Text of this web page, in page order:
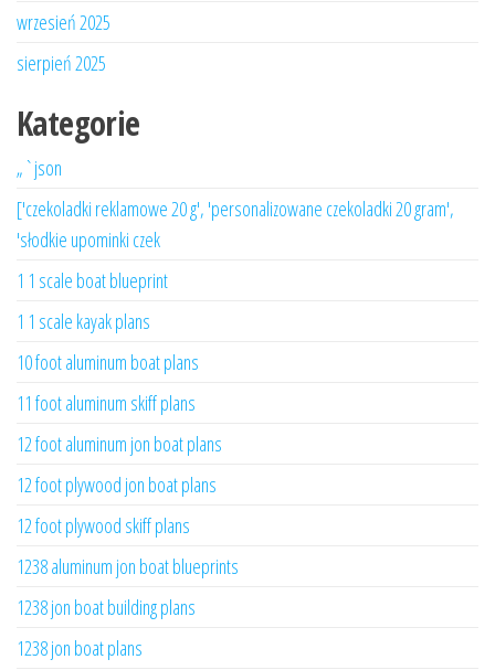
wrzesień 2025
sierpień 2025
Kategorie
„`json
['czekoladki reklamowe 20 g', 'personalizowane czekoladki 20 gram',
'słodkie upominki czek
1 1 scale boat blueprint
1 1 scale kayak plans
10 foot aluminum boat plans
11 foot aluminum skiff plans
12 foot aluminum jon boat plans
12 foot plywood jon boat plans
12 foot plywood skiff plans
1238 aluminum jon boat blueprints
1238 jon boat building plans
1238 jon boat plans